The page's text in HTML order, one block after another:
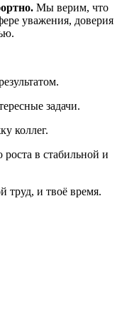
Мы верим, что
уважения, доверия
задачи.
коллег.
в стабильной и
труд, и твоё время.